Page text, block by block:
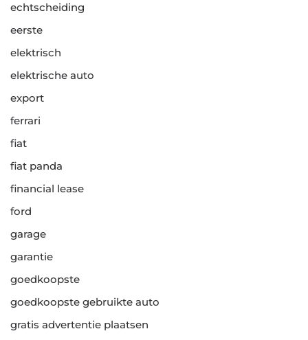
echtscheiding
eerste
elektrisch
elektrische auto
export
ferrari
fiat
fiat panda
financial lease
ford
garage
garantie
goedkoopste
goedkoopste gebruikte auto
gratis advertentie plaatsen